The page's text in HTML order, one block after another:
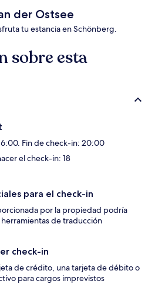
der Ostsee
tu estancia en Schönberg.
sobre esta
Fin de check-in: 20:00
el check-in: 18
para el check-in
por la propiedad podría
de traducción
check-in
de crédito, una tarjeta de débito o
para cargos imprevistos